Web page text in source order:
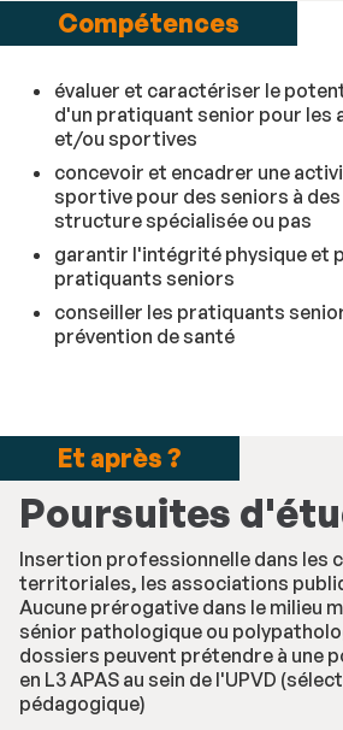
Compétences
évaluer et caractériser le
d'un pratiquant senior pour les
et/ou sportives
concevoir et encadrer une
sportive pour des seniors à
structure spécialisée ou pas
garantir l'intégrité physique et
pratiquants seniors
conseiller les pratiquants
prévention de santé
Et après ?
Poursuites
Insertion professionnelle dans les
territoriales, les associations
Aucune prérogative dans le milieu
sénior pathologique ou
dossiers peuvent prétendre à une
en L3 APAS au sein de l'UPVD
pédagogique)